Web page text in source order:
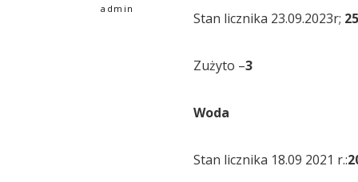
admin
Stan licznika 23.09.2023r;
Zużyto –3
Woda
Stan licznika 18.09 2021 r.: